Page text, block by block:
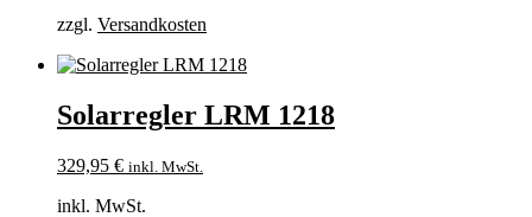
zzgl. Versandkosten
Solarregler LRM 1218
329,95 € inkl. MwSt.
inkl. MwSt.